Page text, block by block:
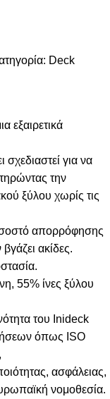
Deck
εξαιρετικά
για να
την
ξύλου χωρίς τις
απορρόφησης
ακίδες.
55% ίνες ξύλου
του Inideck
όπως ISO
ασφάλειας,
νομοθεσία.